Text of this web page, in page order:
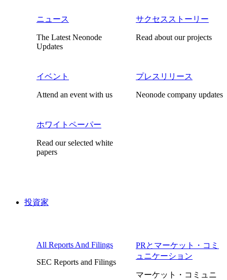
ニュース
The Latest Neonode
Updates
サクセスストーリー
Read about our projects
イベント
Attend an event with us
プレスリリース
Neonode company updates
ホワイトペーパー
Read our selected white
papers
投資家
All Reports And Filings
SEC Reports and Filings
PRとマーケット・コミ
ュニケーション
マーケット・コミュニ